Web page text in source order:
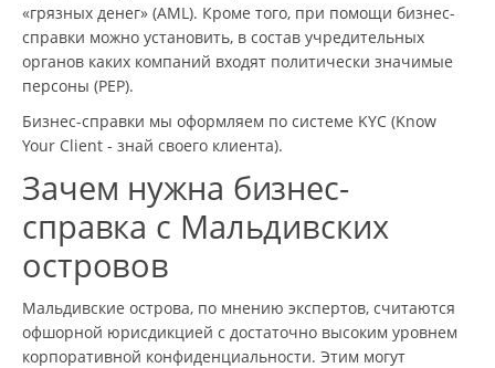
«грязных денег» (AML). Кроме того, при помощи бизнес-
справки можно установить, в состав учредительных
органов каких компаний входят политически значимые
персоны (PEP).
Бизнес-справки мы оформляем по системе KYC (Know
Your Client - знай своего клиента).
Зачем нужна бизнес-
справка с Мальдивских
островов
Мальдивские острова, по мнению экспертов, считаются
офшорной юрисдикцией с достаточно высоким уровнем
корпоративной конфиденциальности. Этим могут